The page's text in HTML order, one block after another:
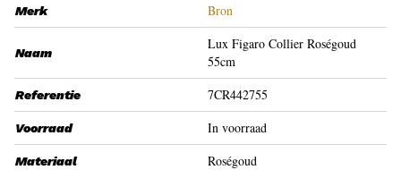
Merk Bron
Naam
Lux Figaro Collier Roségoud
55cm
Referentie 7CR442755
Voorraad In voorraad
Materiaal Roségoud